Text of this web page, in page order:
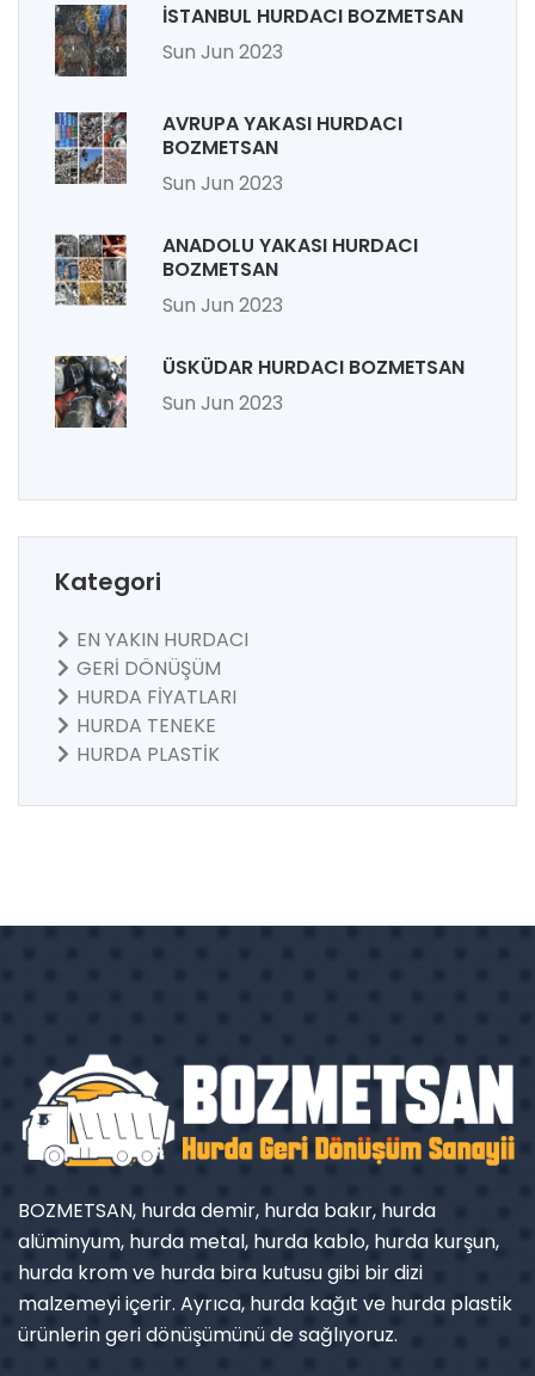
İSTANBUL HURDACI BOZMETSAN
Sun Jun 2023
AVRUPA YAKASI HURDACI
BOZMETSAN
Sun Jun 2023
ANADOLU YAKASI HURDACI
BOZMETSAN
Sun Jun 2023
ÜSKÜDAR HURDACI BOZMETSAN
Sun Jun 2023
Kategori
EN YAKIN HURDACI
GERİ DÖNÜŞÜM
HURDA FİYATLARI
HURDA TENEKE
HURDA PLASTİK
BOZMETSAN, hurda demir, hurda bakır, hurda
alüminyum, hurda metal, hurda kablo, hurda kurşun,
hurda krom ve hurda bira kutusu gibi bir dizi
malzemeyi içerir. Ayrıca, hurda kağıt ve hurda plastik
ürünlerin geri dönüşümünü de sağlıyoruz.